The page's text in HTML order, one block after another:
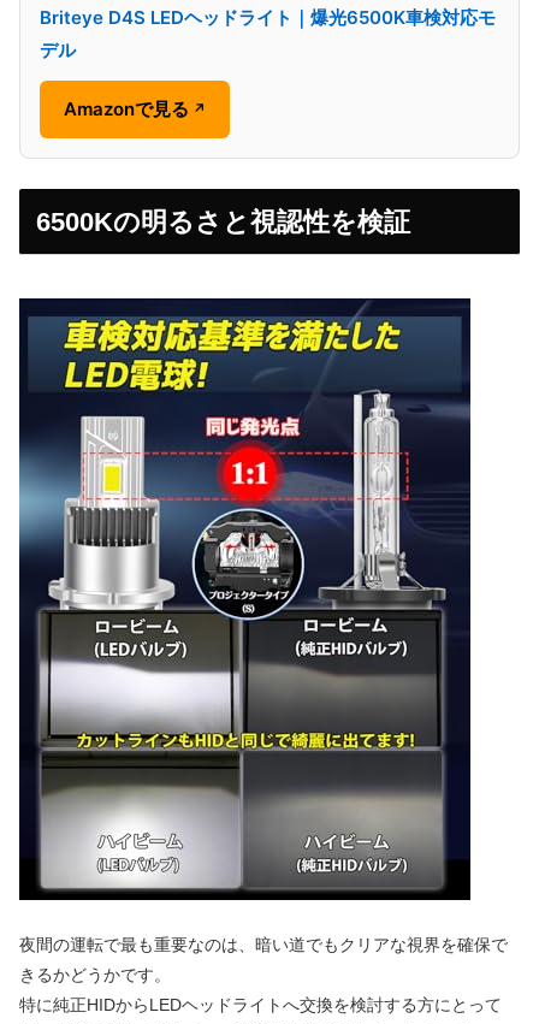
Briteye D4S LEDヘッドライト｜爆光6500K車検対応モ
デル
Amazonで見る ↗
6500Kの明るさと視認性を検証
夜間の運転で最も重要なのは、暗い道でもクリアな視界を確保で
きるかどうかです。
特に純正HIDからLEDヘッドライトへ交換を検討する方にとって